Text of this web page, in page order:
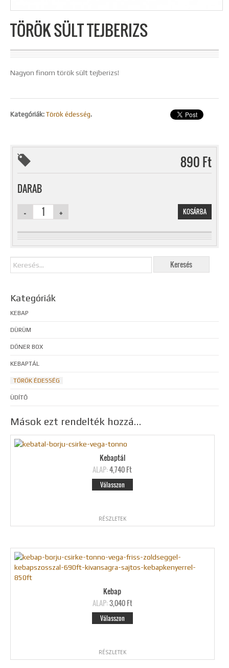
TÖRÖK SÜLT TEJBERIZS
Nagyon finom török sült tejberizs!
Kategóriák: Török édesség.
890 Ft
DARAB
KOSÁRBA
Kategóriák
KEBAP
DÜRÜM
DÖNER BOX
KEBAPTÁL
TÖRÖK ÉDESSÉG
ÜDÍTŐ
Mások ezt rendelték hozzá…
Kebaptál
ALAP:4,740 Ft
Válasszon
RÉSZLETEK
Kebap
ALAP:3,040 Ft
Válasszon
RÉSZLETEK